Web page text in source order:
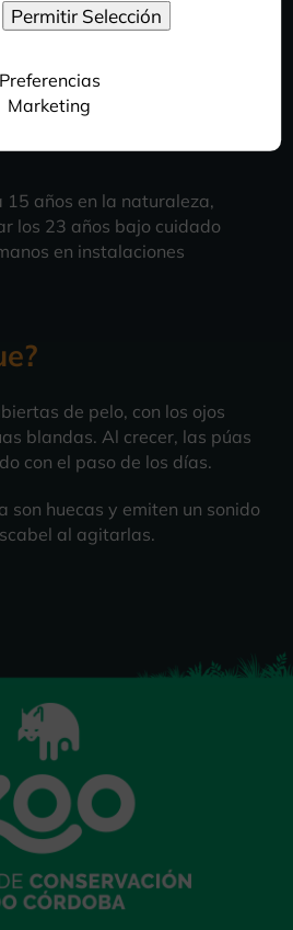
y colinas con vegetación
altitudes entre el nivel del
15 años en la naturaleza,
los 23 años bajo cuidado
en instalaciones
de pelo, con los ojos
blandas. Al crecer, las púas
con el paso de los días.
son huecas y emiten un sonido
al agitarlas.
Preferencias
Marketing